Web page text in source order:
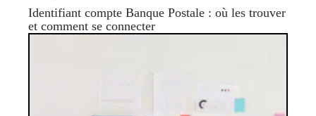
Identifiant compte Banque Postale : où les trouver
et comment se connecter